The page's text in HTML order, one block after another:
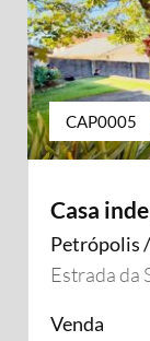
CAP0005
Casa
Petrópolis
Estrada da
Venda